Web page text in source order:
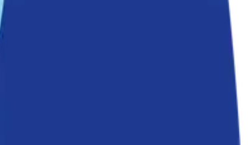
människor kan bo och samtidigt ha nära till vatten och
skärgårdskommun:
stadsutveckling och skapar samtidigt fler möjligheter för
lösning som gynnar både invånare och miljö.